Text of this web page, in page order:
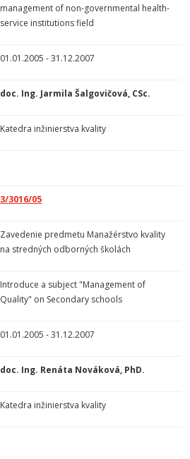
management of non-governmental health-
service institutions field
01.01.2005 - 31.12.2007
doc. Ing. Jarmila Šalgovičová, CSc.
Katedra inžinierstva kvality
3/3016/05
Zavedenie predmetu Manažérstvo kvality
na stredných odborných školách
Introduce a subject "Management of
Quality" on Secondary schools
01.01.2005 - 31.12.2007
doc. Ing. Renáta Nováková, PhD.
Katedra inžinierstva kvality